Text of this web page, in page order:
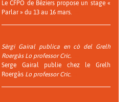
Le CFPO de Béziers propose un stage «
Parlar » du 13 au 16 mars.
Sèrgi Gairal publica en cò del Grelh
Roergàs Lo professor Cric.
Serge Gairal publie chez le Grelh
Roergàs Lo professor Cric.